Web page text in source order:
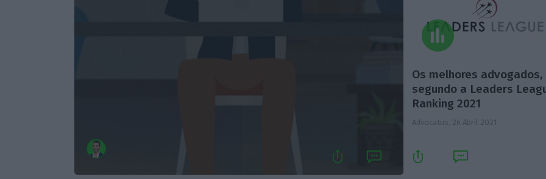
Os melhores advogados,
segundo a Leaders
Ranking 2021
Advocatus, 26 Abril 2021